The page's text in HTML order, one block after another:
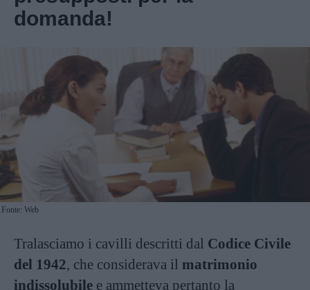
domanda!
Fonte: Web
Tralasciamo i cavilli descritti dal Codice Civile
del 1942, che considerava il matrimonio
indissolubile e ammetteva pertanto la